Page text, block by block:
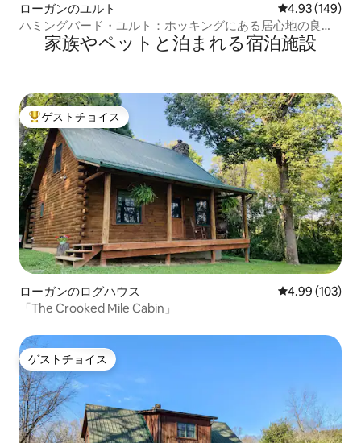
ローガンのユルト レビュー149
4.93 (149)
ハミングバード・ユルト：ホッキングにある居心地の良い
ボーホーリトリート
家族やペットと泊まれる宿泊施設
大好評のゲストチョイスです。
ゲストチョイス
ローガンのログハウス レビュー103
4.99 (103)
「The Crooked Mile Cabin」
ゲストチョイス
ゲストチョイス